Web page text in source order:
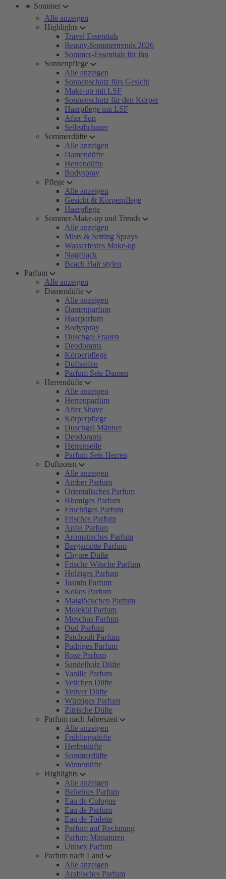
☀️ Sommer
Alle anzeigen
Highlights
Travel Essentials
Beauty-Sommertrends 2026
Sommer-Essentials für ihn
Sonnenpflege
Alle anzeigen
Sonnenschutz fürs Gesicht
Make-up mit LSF
Sonnenschutz für den Körper
Haarpflege mit LSF
After Sun
Selbstbräuner
Sommerdüfte
Alle anzeigen
Damendüfte
Herrendüfte
Bodyspray
Pflege
Alle anzeigen
Gesicht & Körperpflege
Haarpflege
Sommer-Make-up und Trends
Alle anzeigen
Mists & Setting Sprays
Wasserfestes Make-up
Nagellack
Beach Hair stylen
Parfum
Alle anzeigen
Damendüfte
Alle anzeigen
Damenparfum
Haarparfum
Bodyspray
Duschgel Frauen
Deodorants
Körperpflege
Duftseifen
Parfum Sets Damen
Herrendüfte
Alle anzeigen
Herrenparfum
After Shave
Körperpflege
Duschgel Männer
Deodorants
Herrenseife
Parfum Sets Herren
Duftnoten
Alle anzeigen
Amber Parfum
Orientalisches Parfum
Blumiges Parfum
Fruchtiges Parfum
Frisches Parfum
Apfel Parfum
Aromatisches Parfum
Bergamotte Parfum
Chypre Düfte
Frische Wäsche Parfum
Holziges Parfum
Jasmin Parfum
Kokos Parfum
Maiglöckchen Parfum
Molekül Parfum
Moschus Parfum
Oud Parfum
Patchouli Parfum
Pudriges Parfum
Rose Parfum
Sandelholz Düfte
Vanille Parfum
Veilchen Düfte
Vetiver Düfte
Würziges Parfum
Zitrische Düfte
Parfum nach Jahreszeit
Alle anzeigen
Frühlingsdüfte
Herbstdüfte
Sommerdüfte
Winterdüfte
Highlights
Alle anzeigen
Beliebtes Parfum
Eau de Cologne
Eau de Parfum
Eau de Toilette
Parfum auf Rechnung
Parfum Miniaturen
Unisex Parfum
Parfum nach Land
Alle anzeigen
Arabisches Parfum